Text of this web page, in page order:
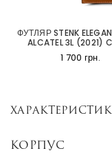
ФУТЛЯР STENK
ALCATEL 3L (2021)
1 700 грн.
Корпус